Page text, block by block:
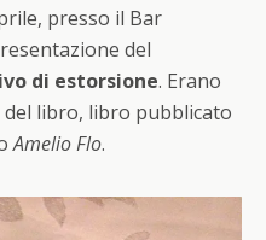
presso il Bar
del
di estorsione. Erano
libro, libro pubblicato
Amelio Flo.